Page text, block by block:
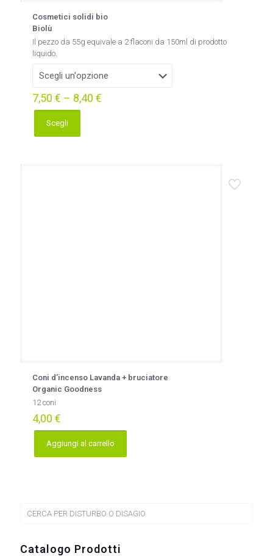
Cosmetici solidi bio
Biolù
Il pezzo da 55g equivale a 2 flaconi da 150ml di prodotto
liquido.
7,50 € – 8,40 €
Scegli
Questo
prodotto
Coni d’incenso Lavanda + bruciatore
Organic Goodness
12 coni
4,00 €
Aggiungi al carrello
CERCA PER DISTURBO O DISAGIO
Catalogo Prodotti